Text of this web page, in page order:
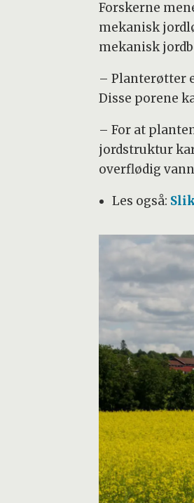
Forskerne
mekanisk
mekanisk
– Planterøtter
Disse porene
– For at
jordstruktur
overflødig
Les også: